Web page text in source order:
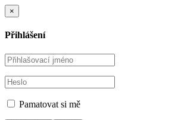
×
Přihlášení
Pamatovat si mě